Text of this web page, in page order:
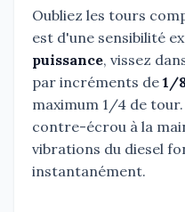
Oubliez les tours
est d'une sensibilité
puissance, vissez
par incréments de 1/
maximum 1/4 de
contre-écrou à la
vibrations du diesel
instantanément.